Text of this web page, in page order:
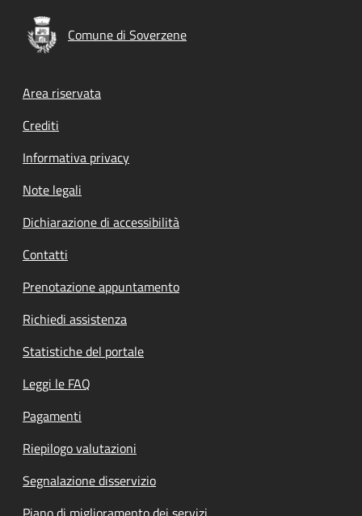
Comune di Soverzene
Footer menu
Area riservata
Crediti
Informativa privacy
Note legali
Dichiarazione di accessibilità
Contatti
Prenotazione appuntamento
Richiedi assistenza
Statistiche del portale
Leggi le FAQ
Pagamenti
Riepilogo valutazioni
Segnalazione disservizio